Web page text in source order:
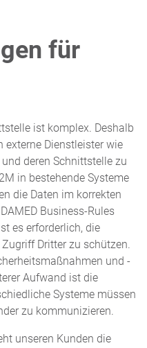
für
ist komplex. Deshalb
externe Dienstleister wie
deren Schnittstelle zu
in bestehende Systeme
die Daten im korrekten
Business-Rules
es erforderlich, die
Dritter zu schützen.
und -
Aufwand ist die
Systeme müssen
zu kommunizieren.
unseren Kunden die